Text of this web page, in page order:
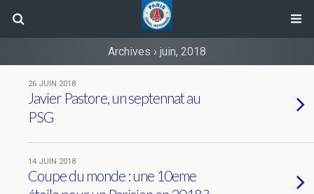
Archives › juin, 2018
26 JUIN 2018
Javier Pastore, un septennat au
PSG
14 JUIN 2018
Coupe du monde : une 10eme